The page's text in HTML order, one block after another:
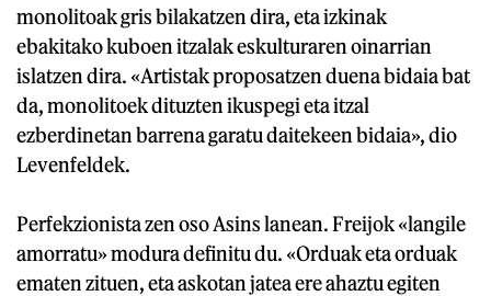
monolitoak gris bilakatzen dira, eta izkinak
ebakitako kuboen itzalak eskulturaren oinarrian
islatzen dira. «Artistak proposatzen duena bidaia bat
da, monolitoek dituzten ikuspegi eta itzal
ezberdinetan barrena garatu daitekeen bidaia», dio
Levenfeldek.
Perfekzionista zen oso Asins lanean. Freijok «langile
amorratu» modura definitu du. «Orduak eta orduak
ematen zituen, eta askotan jatea ere ahaztu egiten